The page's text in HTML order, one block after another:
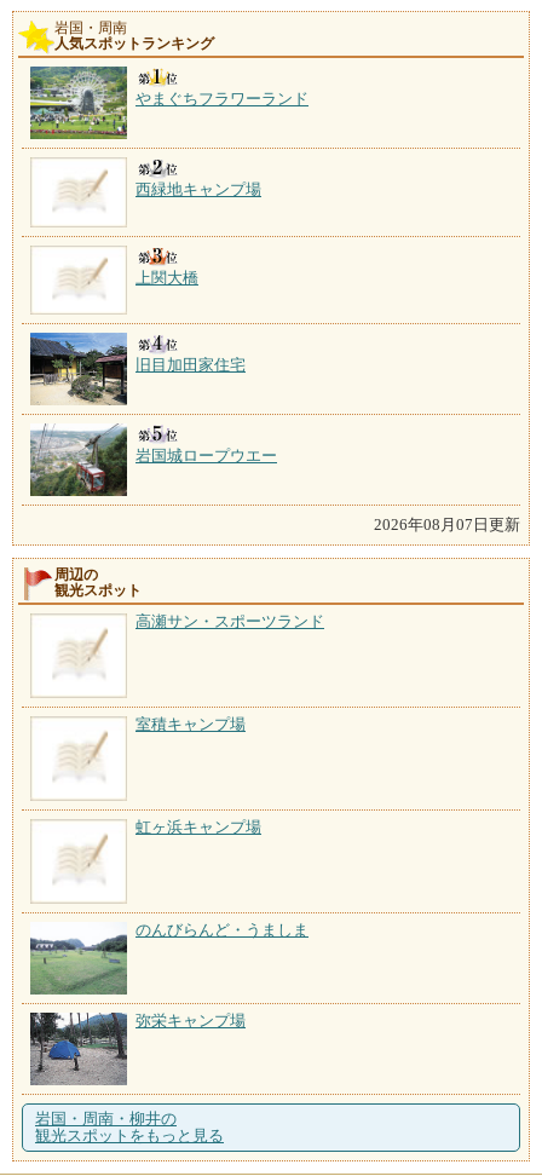
岩国・周南
人気スポットランキング
やまぐちフラワーランド
西緑地キャンプ場
上関大橋
旧目加田家住宅
岩国城ロープウエー
2026年08月07日更新
周辺の
観光スポット
高瀬サン・スポーツランド
室積キャンプ場
虹ヶ浜キャンプ場
のんびらんど・うましま
弥栄キャンプ場
岩国・周南・柳井の
観光スポットをもっと見る